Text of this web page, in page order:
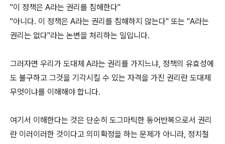
"이 정책은 A라는 권리를 침해한다"
"아니다. 이 정책은 A라는 권리를 침해하지 않는다" 또는 "A라는
권리는 없다"라는 논변을 처리하는 일입니다.
그러자면 우리가 도대체 A라는 권리를 가지느냐, 정책의 유효성에
도 불구하고 그것을 기각시킬 수 있는 자격을 가진 권리란 도대체
무엇이냐를 이해해야 합니다.
여기서 이해한다는 것은 단순히 도그마틱한 동어반복으로서 권리
란 이러이러한 것이다고 의미확정을 하는 문제가 아니라, 정치철